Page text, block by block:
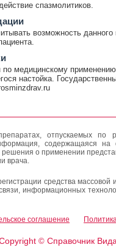
спазмолитиков.
возможность данного
по медицинскому
настойка.
отпускаемых по
содержащаяся на
решения о применении
врача.
средства
информационных
соглашение
©Справочник